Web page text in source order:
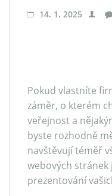
14. 1. 2025
Pokud vlastníte
záměr, o kterém
veřejnost a
byste rozhodně
navštěvují téměř
webových
prezentování